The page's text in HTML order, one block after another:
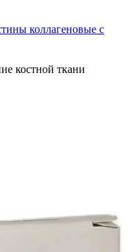
коллагеновые с
костной ткани